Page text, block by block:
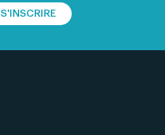
S'INSCRIRE